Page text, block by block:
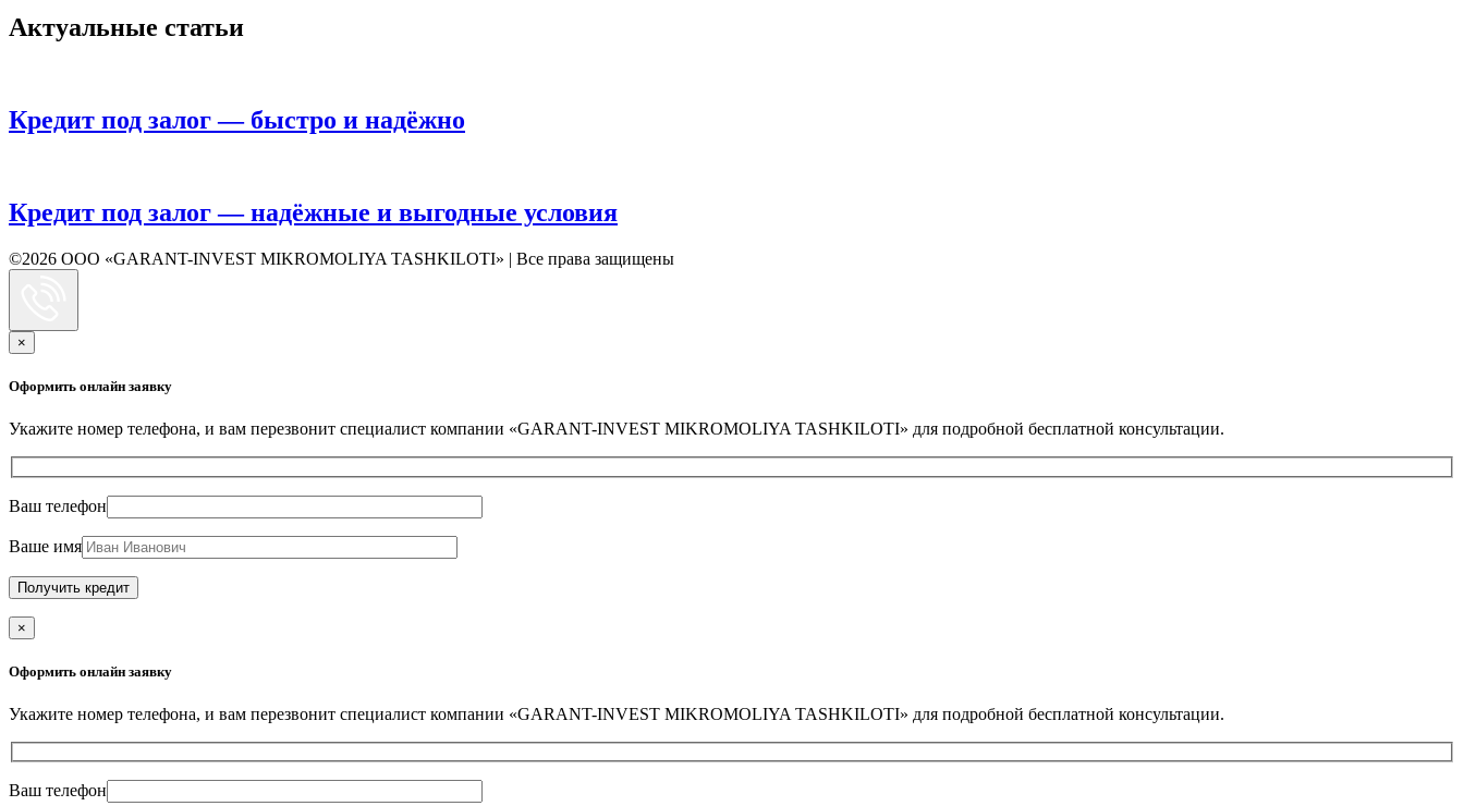
Актуальные статьи
Кредит под залог — быстро и надёжно
Кредит под залог — надёжные и выгодные условия
©2026 ООО «GARANT-INVEST MIKROMOLIYA TASHKILOTI» | Все права защищены
×
Оформить онлайн заявку
Укажите номер телефона, и вам перезвонит специалист компании «GARANT-INVEST MIKROMOLIYA TASHKILOTI» для подробной бесплатной консультации.
Ваш телефон
Ваше имя
×
Оформить онлайн заявку
Укажите номер телефона, и вам перезвонит специалист компании «GARANT-INVEST MIKROMOLIYA TASHKILOTI» для подробной бесплатной консультации.
Ваш телефон